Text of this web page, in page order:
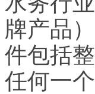
牌产品
件包括
任何一